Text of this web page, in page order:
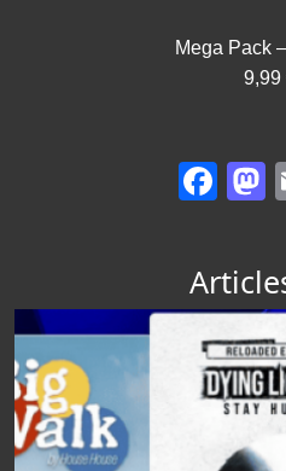
Mega Pack
9,99